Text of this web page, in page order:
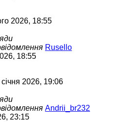
2026, 18:55
Rusello
18:55
січня 2026, 19:06
Andrii_br232
23:15